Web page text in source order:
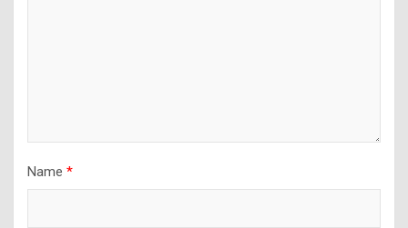
Name *